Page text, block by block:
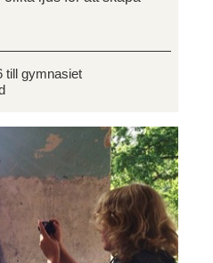
till gymnasiet